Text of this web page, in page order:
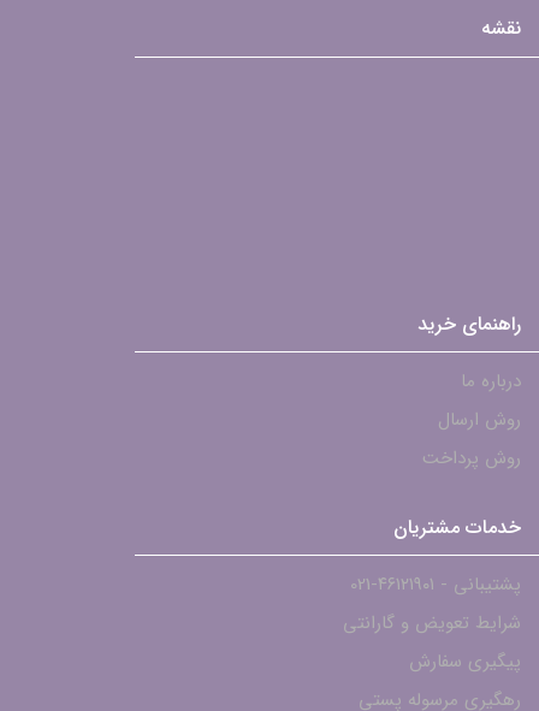
نقشه
راهنمای خرید
درباره ما
روش ارسال
روش پرداخت
خدمات مشتریان
پشتیبانی - ۴۶۱۲۱۹۰۱-021
شرایط تعویض و گارانتی
پیگیری سفارش
رهگیری مرسوله پستی